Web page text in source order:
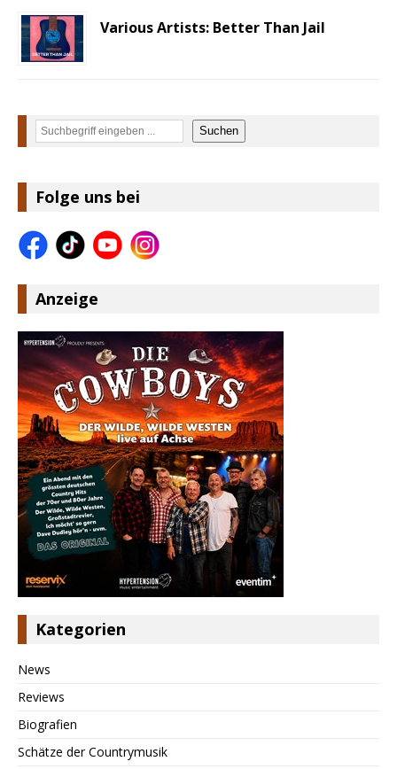
Various Artists: Better Than Jail
Suchen Suchen
Folge uns bei
Anzeige
Kategorien
News
Reviews
Biografien
Schätze der Countrymusik